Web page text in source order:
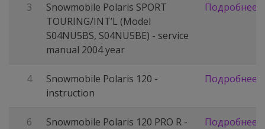
3
Snowmobile Polaris SPORT
TOURING/INT’L (Model
S04NU5BS, S04NU5BE) - service
manual 2004 year
Подробнее
4
Snowmobile Polaris 120 -
instruction
Подробнее
6
Snowmobile Polaris 120 PRO R -
Подробнее